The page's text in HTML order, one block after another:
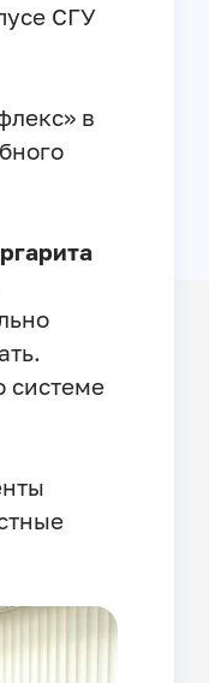
СГУ
в
системе